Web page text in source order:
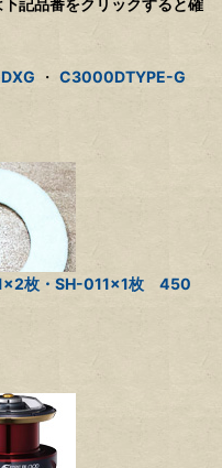
記品番をクリックすると確
・ C3000DTYPE-G
枚・SH-011×1枚 450